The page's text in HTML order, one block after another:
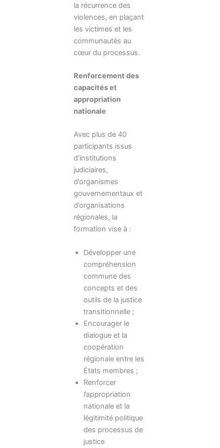
la récurrence des
violences, en plaçant
les victimes et les
communautés au
cœur du processus.
Renforcement des
capacités et
appropriation
nationale
Avec plus de 40
participants issus
d’institutions
judiciaires,
d’organismes
gouvernementaux et
d’organisations
régionales, la
formation vise à :
Développer une
compréhension
commune des
concepts et des
outils de la justice
transitionnelle ;
Encourager le
dialogue et la
coopération
régionale entre les
États membres ;
Renforcer
l’appropriation
nationale et la
légitimité politique
des processus de
justice